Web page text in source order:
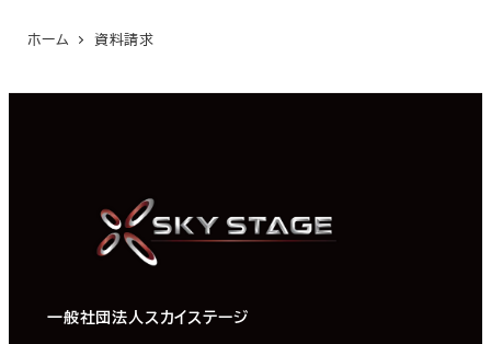
ホーム 資料請求
一般社団法人スカイステージ